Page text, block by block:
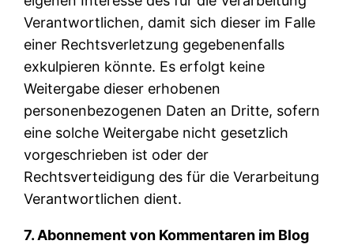
Verantwortlichen, damit sich dieser im Falle
einer Rechtsverletzung gegebenenfalls
exkulpieren könnte. Es erfolgt keine
Weitergabe dieser erhobenen
personenbezogenen Daten an Dritte, sofern
eine solche Weitergabe nicht gesetzlich
vorgeschrieben ist oder der
Rechtsverteidigung des für die Verarbeitung
Verantwortlichen dient.
7. Abonnement von Kommentaren im Blog